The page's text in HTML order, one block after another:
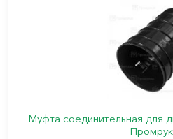
Муфта соединительная для